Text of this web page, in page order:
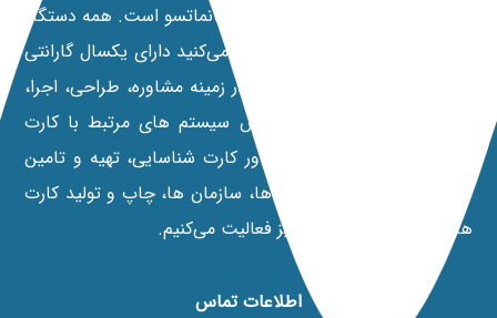
پرینترهای داسکام، نیسکا، فارگو و کانماتسو است. همه دستگاه‌
هایی که از نمایندگی رسمی خرید می‌کنید دارای یکسال گارانتی
تعویض می‌باشند. علاوه بر این در زمينه مشاوره، طراحی، اجرا،
فروش و خدمات پس از فروش سیستم های مرتبط با کارت
های هوشمند، پرينترهای صدور کارت شناسایی، تهیه و تامین
نیازهای سخت افزاری ارگان ها، سازمان ها، چاپ و تولید کارت
های اعتباری و شناسایی نیز فعالیت می‌کنیم.
اطلاعات تماس